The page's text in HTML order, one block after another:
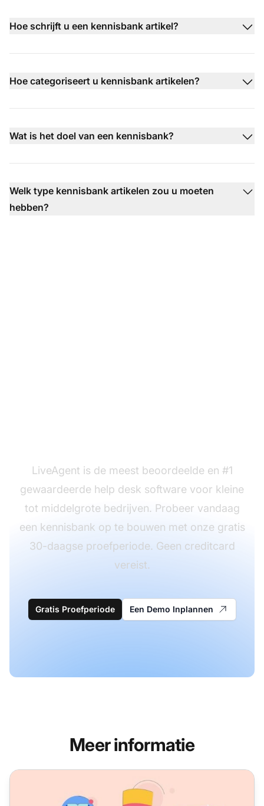
Hoe schrijft u een kennisbank artikel?
Hoe categoriseert u kennisbank artikelen?
Wat is het doel van een kennisbank?
Welk type kennisbank artikelen zou u moeten
hebben?
LiveAgent is de meest beoordeelde en #1
gewaardeerde help desk software voor kleine
tot middelgrote bedrijven. Probeer vandaag
een kennisbank op te bouwen met onze gratis
30-daagse proefperiode. Geen creditcard
vereist.
Gratis Proefperiode Een Demo Inplannen
Meer informatie
Hoe u in 6 eenvoudige stappen een kennisbank kunt